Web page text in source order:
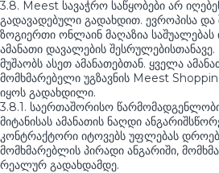
3.8. Meest სავაჭრო საწყობები არ
გადავადებული გადახდით. ევროპისა და
ზოგიერთი ონლაინ მაღაზია
ამანათი დავალების
მუშაობს ასეთ ამანათებთან. ყველა
მომხმარებელი უგზავნის Meest
იყოს გადახდილი.
3.8.1. საერთაშორისო
მიტანისას ამანათის ნაღდი
კონტრაქტორი იტოვებს უფლებას
მომხმარებლის პირადი ანგარიში,
რეალურ გადახდამდე.